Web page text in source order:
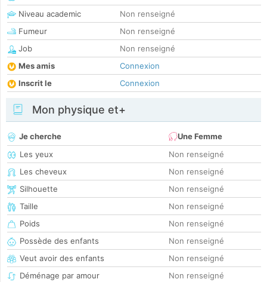
Niveau academic
Non renseigné
Fumeur
Non renseigné
Job
Non renseigné
Mes amis
Connexion
Inscrit le
Connexion
Mon physique et+
Je cherche
Une Femme
Les yeux
Non renseigné
Les cheveux
Non renseigné
Silhouette
Non renseigné
Taille
Non renseigné
Poids
Non renseigné
Possède des enfants
Non renseigné
Veut avoir des enfants
Non renseigné
Déménage par amour
Non renseigné